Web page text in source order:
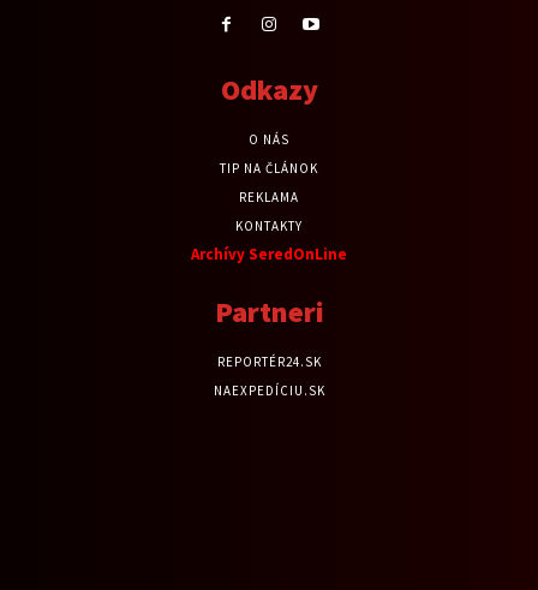
Odkazy
O NÁS
TIP NA ČLÁNOK
REKLAMA
KONTAKTY
Archívy SeredOnLine
Partneri
REPORTÉR24.SK
NAEXPEDÍCIU.SK